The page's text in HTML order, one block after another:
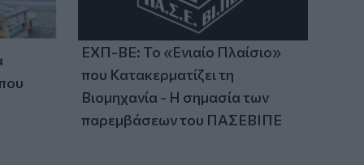
ΕΧΠ-ΒΕ: Το «Ενιαίο Πλαίσιο»
που Κατακερματίζει τη
Βιομηχανία - Η σημασία των
παρεμβάσεων του ΠΑΣΕΒΙΠΕ